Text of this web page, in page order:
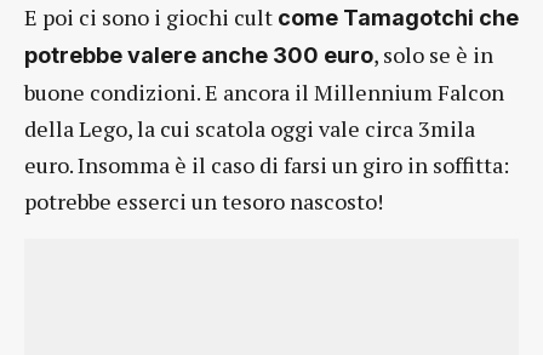
E poi ci sono i giochi cult come Tamagotchi che
potrebbe valere anche 300 euro, solo se è in
buone condizioni. E ancora il Millennium Falcon
della Lego, la cui scatola oggi vale circa 3mila
euro. Insomma è il caso di farsi un giro in soffitta:
potrebbe esserci un tesoro nascosto!